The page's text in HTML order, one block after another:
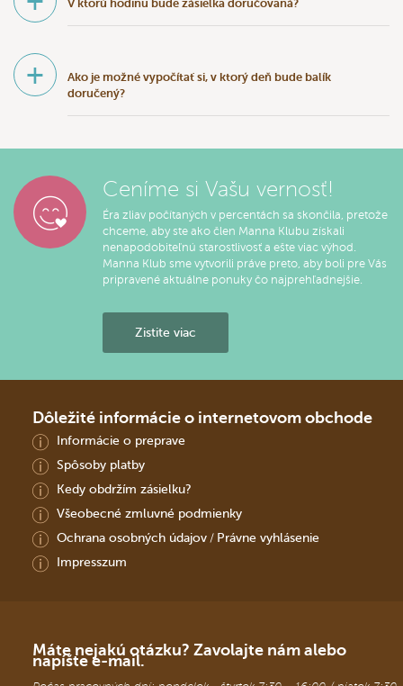
V ktorú hodinu bude zásielka doručovaná?
+
Ako je možné vypočítať si, v ktorý deň bude balík
doručený?
Ceníme si Vašu vernosť!
Éra zliav počítaných v percentách sa skončila, pretože
chceme, aby ste ako člen Manna Klubu získali
nenapodobiteľnú starostlivosť a ešte viac výhod.
Manna Klub sme vytvorili práve preto, aby boli pre Vás
pripravené aktuálne ponuky čo najprehľadnejšie.
Zistite viac
Dôležité informácie o internetovom obchode
Informácie o preprave
Spôsoby platby
Kedy obdržím zásielku?
Všeobecné zmluvné podmienky
Ochrana osobných údajov/ Právne vyhlásenie
Impresszum
Máte nejakú otázku? Zavolajte nám alebo
napíšte e-mail.